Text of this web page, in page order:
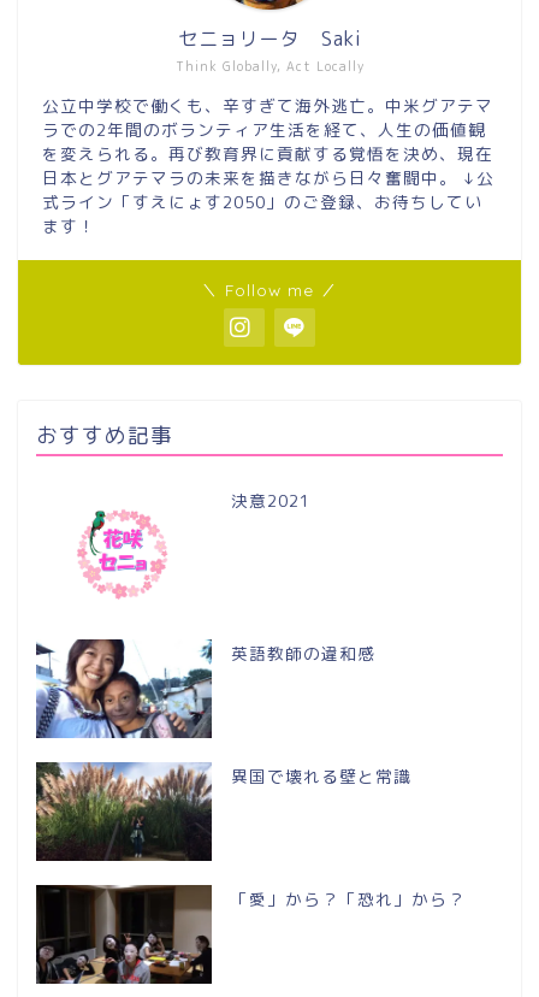
Think Globally, Act Locally
セニョリータ Saki
公立中学校で働くも、辛すぎて海外逃亡。中米グアテマ
ラでの2年間のボランティア生活を経て、人生の価値観
を変えられる。再び教育界に貢献する覚悟を決め、現在
日本とグアテマラの未来を描きながら日々奮闘中。 ↓公
式ライン「すえにょす2050」のご登録、お待ちしてい
ます！
＼ Follow me ／
おすすめ記事
決意2021
英語教師の違和感
異国で壊れる壁と常識
「愛」から？「恐れ」から？